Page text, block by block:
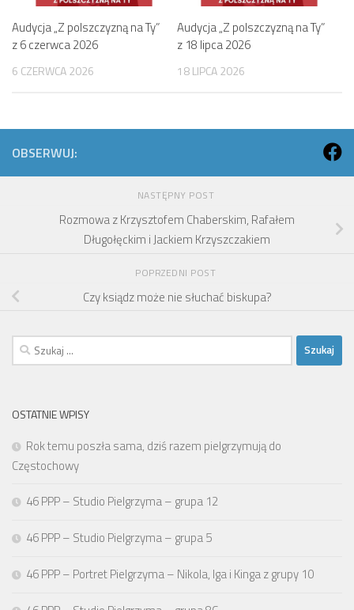
Audycja „Z polszczyzną na Ty”
z 6 czerwca 2026
6 CZERWCA 2026
Audycja „Z polszczyzną na Ty”
z 18 lipca 2026
18 LIPCA 2026
OBSERWUJ:
NASTĘPNY POST
Rozmowa z Krzysztofem Chaberskim, Rafałem
Długołęckim i Jackiem Krzyszczakiem
POPRZEDNI POST
Czy ksiądz może nie słuchać biskupa?
Szukaj:
OSTATNIE WPISY
Rok temu poszła sama, dziś razem pielgrzymują do
Częstochowy
46 PPP – Studio Pielgrzyma – grupa 12
46 PPP – Studio Pielgrzyma – grupa 5
46 PPP – Portret Pielgrzyma – Nikola, Iga i Kinga z grupy 10